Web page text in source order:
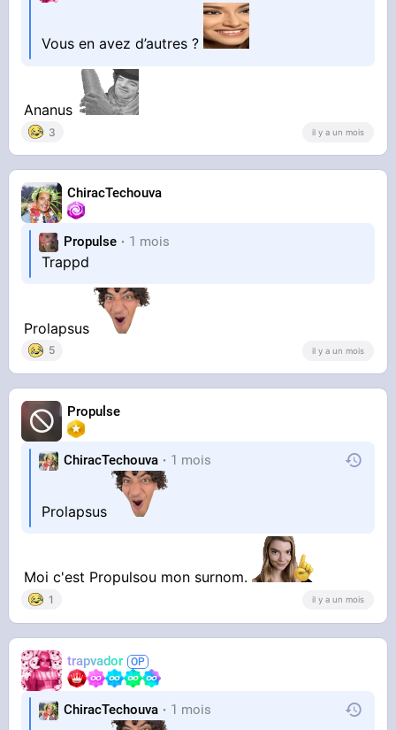
Vous en avez d’autres ?
Ananus
3 il y a un mois
ChiracTechouva
Propulse 1 mois
Trappd
Prolapsus
5 il y a un mois
Propulse
ChiracTechouva 1 mois
Prolapsus
Moi c'est Propulsou mon surnom.
1 il y a un mois
trapvador
ChiracTechouva 1 mois